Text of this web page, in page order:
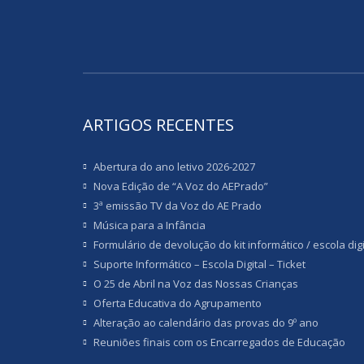
ARTIGOS RECENTES
Abertura do ano letivo 2026-2027
Nova Edição de “A Voz do AEPrado”
3ª emissão TV da Voz do AE Prado
Música para a Infância
Formulário de devolução do kit informático / escola
Suporte Informático – Escola Digital – Ticket
O 25 de Abril na Voz das Nossas Crianças
Oferta Educativa do Agrupamento
Alteração ao calendário das provas do 9º ano
Reuniões finais com os Encarregados de Educação